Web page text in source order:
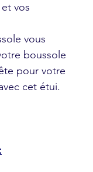
vos
vous
boussole
pour votre
cet étui.